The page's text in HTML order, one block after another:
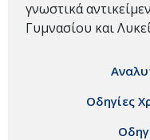
γνωστικά
Γυμνασίου και
Οδηγίες